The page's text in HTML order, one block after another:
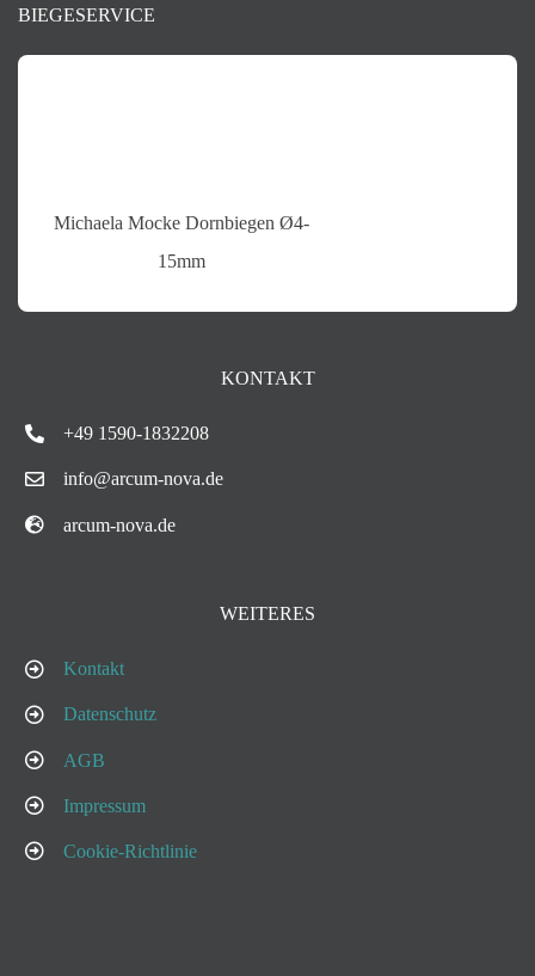
BIEGESERVICE
Michaela Mocke Dornbiegen Ø4-
15mm
KONTAKT
+49 1590-1832208
info@arcum-nova.de
arcum-nova.de
WEITERES
Kontakt
Datenschutz
AGB
Impressum
Cookie-Richtlinie